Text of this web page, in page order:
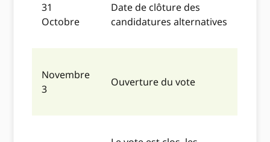
31
Octobre
Date de clôture des
candidatures alternatives
Novembre
3
Ouverture du vote